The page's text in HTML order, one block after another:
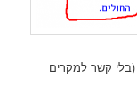
(בלי קשר למקרים